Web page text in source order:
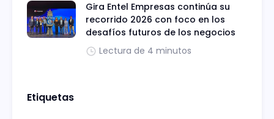
Gira Entel Empresas continúa su
recorrido 2026 con foco en los
desafíos futuros de los negocios
Lectura de 4 minutos
Etiquetas